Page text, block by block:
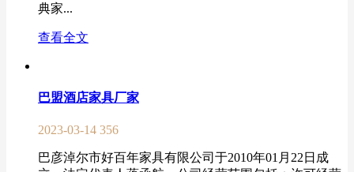
典家...
查看全文
巴盟酒店家具厂家
2023-03-14 356
巴彦淖尔市好百年家具有限公司于2010年01月22日成